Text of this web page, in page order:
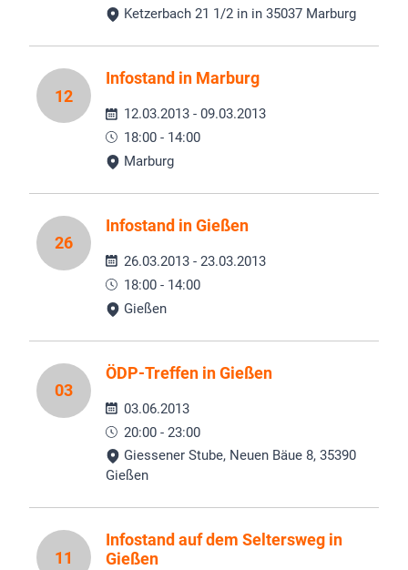
Ketzerbach 21 1/2 in in 35037 Marburg
12
Infostand in Marburg
12.03.2013 - 09.03.2013
18:00 - 14:00
Marburg
26
Infostand in Gießen
26.03.2013 - 23.03.2013
18:00 - 14:00
Gießen
03
ÖDP-Treffen in Gießen
03.06.2013
20:00 - 23:00
Giessener Stube, Neuen Bäue 8, 35390
Gießen
11
Infostand auf dem Seltersweg in
Gießen